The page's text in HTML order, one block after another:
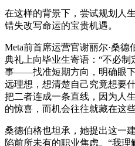
在这样的背景下，尝试规划人
错失改写命运的宝贵机遇。
Meta前首席运营官谢丽尔·桑
典礼上向毕业生寄语：“不必
事——找准短期方向，明确眼
远理想，想清楚自己究竟想要
把二者连成一条直线，因为人
的惊喜，而机会往往就藏在这
桑德伯格也坦承，她提出这一
陷前所未有的职业焦虑。“我